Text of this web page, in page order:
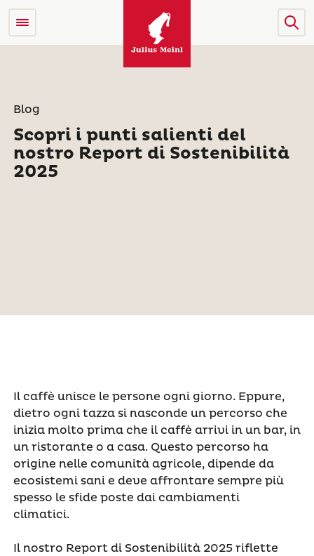
Blog
Scopri i punti salienti del
nostro Report di Sostenibilità
2025
Il caffè unisce le persone ogni giorno. Eppure,
dietro ogni tazza si nasconde un percorso che
inizia molto prima che il caffè arrivi in un bar, in
un ristorante o a casa. Questo percorso ha
origine nelle comunità agricole, dipende da
ecosistemi sani e deve affrontare sempre più
spesso le sfide poste dai cambiamenti
climatici.
Il nostro Report di Sostenibilità 2025 riflette